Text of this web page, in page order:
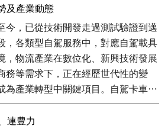
及產業動態
今，已從技術開發走過測試驗證到邁
，各類型自駕服務中，對應自駕載具
，物流產業在數位化、新興技術發展
務等需求下，正在經歷世代性的變
為產業轉型中關鍵項目。自駕卡車導
系統，在全球許多試點計畫中已被證
全、舒緩駕駛短缺、並提高能源及
連豊力